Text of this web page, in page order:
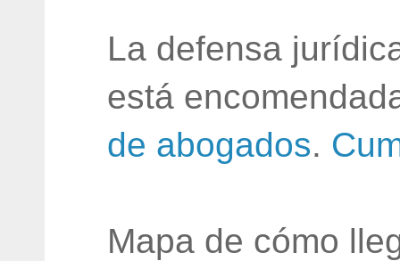
La defensa
está
de abogados.
Mapa de cómo